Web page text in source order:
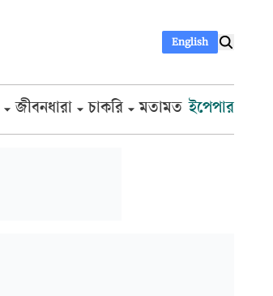
English
জীবনধারা চাকরি মতামত ইপেপার